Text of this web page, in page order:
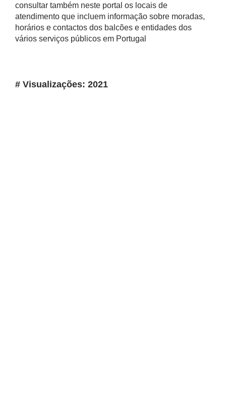
consultar também neste portal os locais de
atendimento que incluem informação sobre moradas,
horários e contactos dos balcões e entidades dos
vários serviços públicos em Portugal
# Visualizações: 2021